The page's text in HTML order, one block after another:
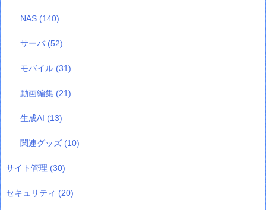
NAS (140)
サーバ (52)
モバイル (31)
動画編集 (21)
生成AI (13)
関連グッズ (10)
サイト管理 (30)
セキュリティ (20)